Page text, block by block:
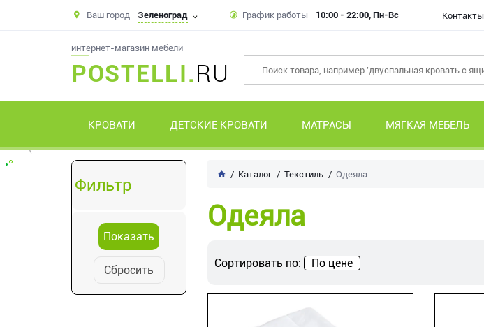
Ваш город Зеленоград График работы 10:00 - 22:00, Пн-Вс Контакты
интернет-магазин мебели
POSTELLI.RU
КРОВАТИ ДЕТСКИЕ КРОВАТИ МАТРАСЫ МЯГКАЯ МЕБЕЛЬ
Фильтр
Сбросить
Каталог Текстиль Одеяла
Одеяла
Сортировать по: По цене